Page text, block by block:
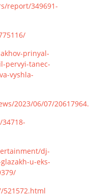
report/349691-
prinyal-
pervyi-tanec-
vyshla-
2023/06/07/
dj-
u-eks-